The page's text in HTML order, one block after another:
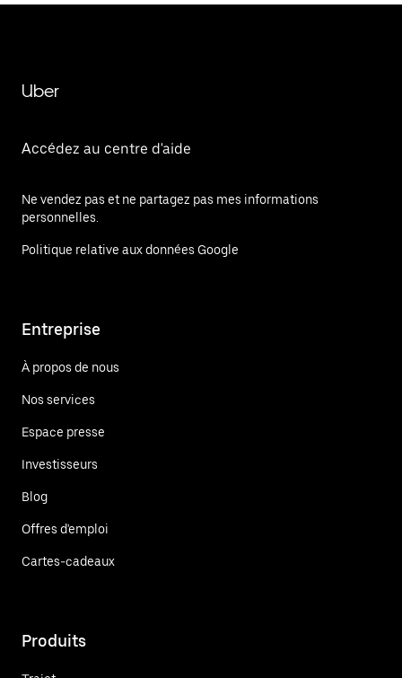
Uber
Accédez au centre d'aide
Ne vendez pas et ne partagez pas mes informations
personnelles.
Politique relative aux données Google
Entreprise
À propos de nous
Nos services
Espace presse
Investisseurs
Blog
Offres d'emploi
Cartes-cadeaux
Produits